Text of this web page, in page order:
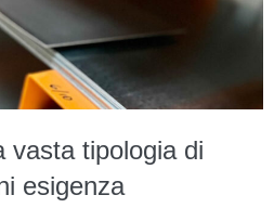
vasta tipologia di
esigenza